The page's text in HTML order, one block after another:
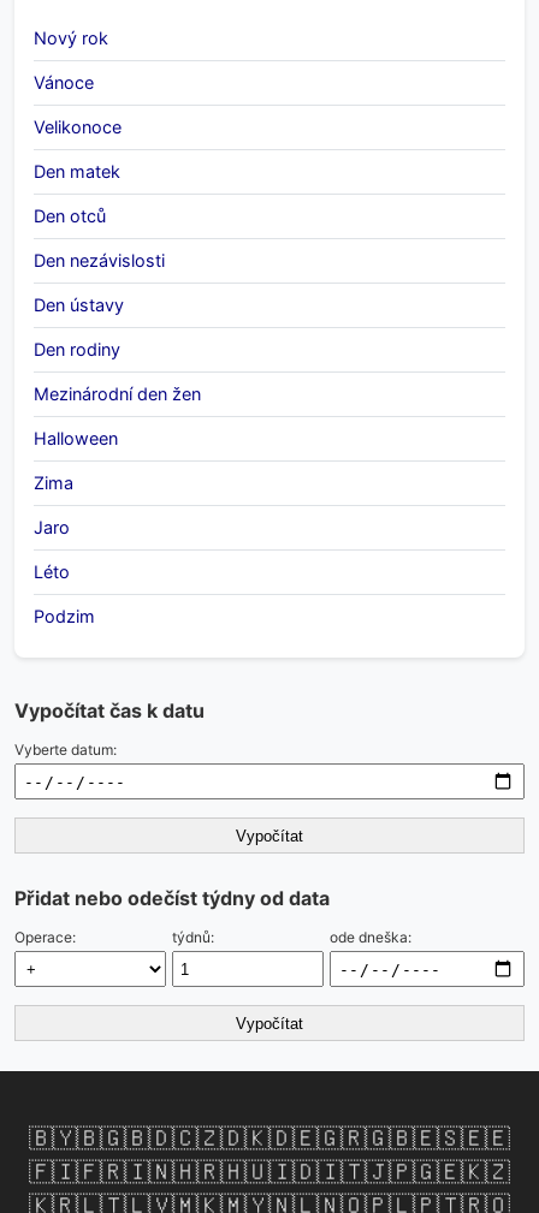
Nový rok
Vánoce
Velikonoce
Den matek
Den otců
Den nezávislosti
Den ústavy
Den rodiny
Mezinárodní den žen
Halloween
Zima
Jaro
Léto
Podzim
Vypočítat čas k datu
Vyberte datum:
Vypočítat
Přidat nebo odečíst týdny od data
Operace: týdnů: ode dneška:
Vypočítat
🇧🇾🇧🇬🇧🇩🇨🇿🇩🇰🇩🇪🇬🇷🇬🇧🇪🇸🇪🇪
🇫🇮🇫🇷🇮🇳🇭🇷🇭🇺🇮🇩🇮🇹🇯🇵🇬🇪🇰🇿
🇰🇷🇱🇹🇱🇻🇲🇰🇲🇾🇳🇱🇳🇴🇵🇱🇵🇹🇷🇴